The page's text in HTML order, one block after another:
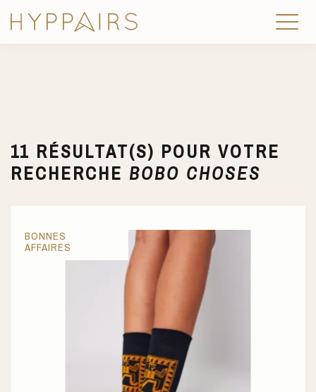
11 RÉSULTAT(S) POUR VOTRE
RECHERCHE BOBO CHOSES
BONNES
AFFAIRES